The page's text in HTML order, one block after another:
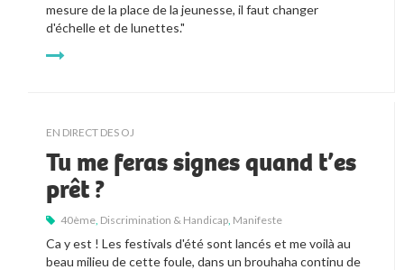
mesure de la place de la jeunesse, il faut changer
d'échelle et de lunettes."
EN DIRECT DES OJ
Tu me feras signes quand t’es
prêt ?
40ème Discrimination & Handicap Manifeste
Ca y est ! Les festivals d'été sont lancés et me voilà au
beau milieu de cette foule, dans un brouhaha continu de